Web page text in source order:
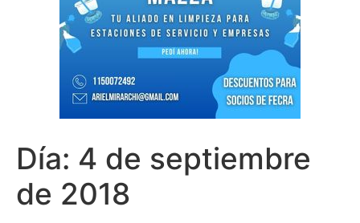
Día: 4 de septiembre
de 2018